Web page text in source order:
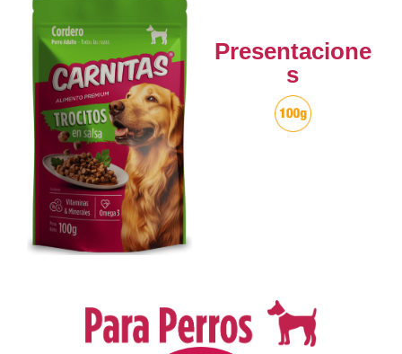
Presentacione
s